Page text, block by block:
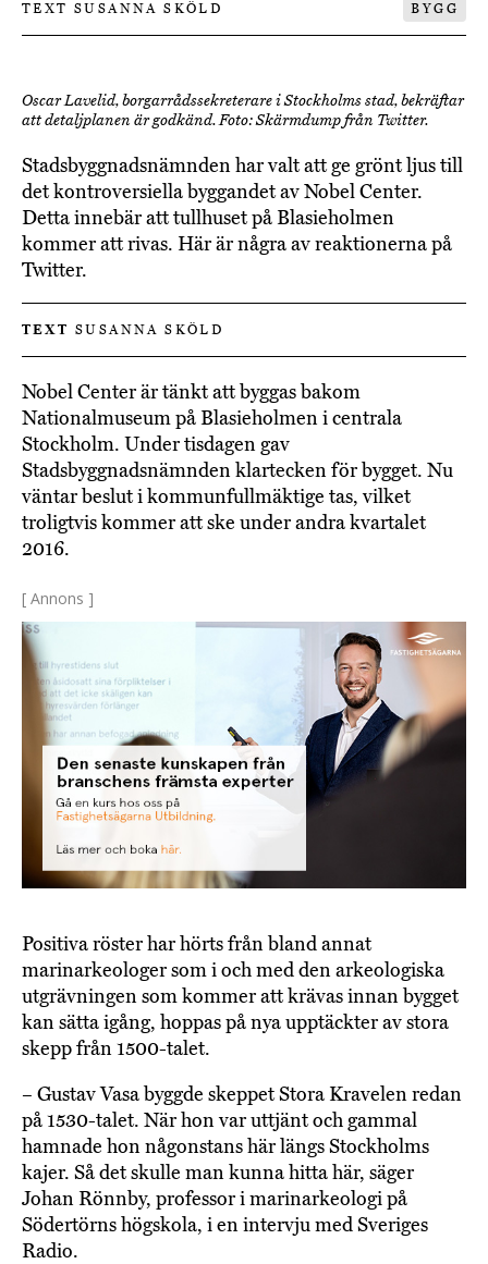
TEXT SUSANNA SKÖLD BYGG
Oscar Lavelid, borgarrådssekreterare i Stockholms stad, bekräftar
att detaljplanen är godkänd. Foto: Skärmdump från Twitter.
Stadsbyggnadsnämnden har valt att ge grönt ljus till
det kontroversiella byggandet av Nobel Center.
Detta innebär att tullhuset på Blasieholmen
kommer att rivas. Här är några av reaktionerna på
Twitter.
TEXT SUSANNA SKÖLD
Nobel Center är tänkt att byggas bakom
Nationalmuseum på Blasieholmen i centrala
Stockholm. Under tisdagen gav
Stadsbyggnadsnämnden klartecken för bygget. Nu
väntar beslut i kommunfullmäktige tas, vilket
troligtvis kommer att ske under andra kvartalet
2016.
[ Annons ]
Positiva röster har hörts från bland annat
marinarkeologer som i och med den arkeologiska
utgrävningen som kommer att krävas innan bygget
kan sätta igång, hoppas på nya upptäckter av stora
skepp från 1500-talet.
– Gustav Vasa byggde skeppet Stora Kravelen redan
på 1530-talet. När hon var uttjänt och gammal
hamnade hon någonstans här längs Stockholms
kajer. Så det skulle man kunna hitta här, säger
Johan Rönnby, professor i marinarkeologi på
Södertörns högskola, i en intervju med Sveriges
Radio.